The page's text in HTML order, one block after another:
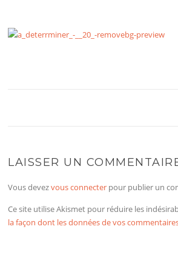
LAISSER UN
Vous devezvous connecter pour publier un
Ce site utilise Akismet pour réduire les
la façon dont les données de vos